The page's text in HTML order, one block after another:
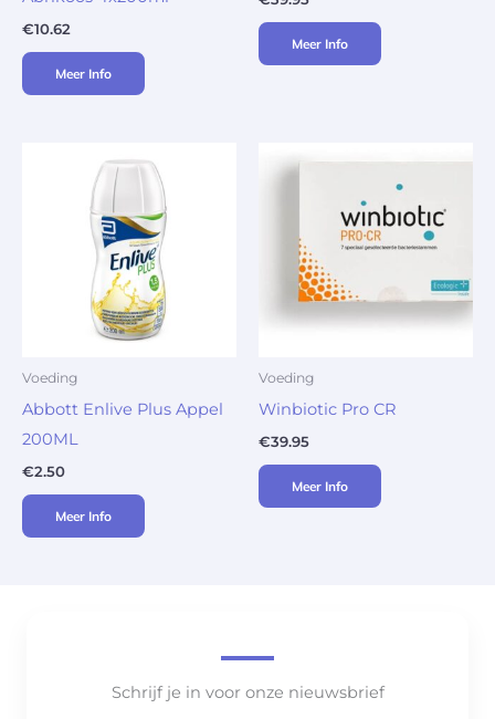
€10.62
Meer Info
Meer Info
Voeding
Abbott Enlive Plus Appel
200ML
€2.50
Meer Info
Voeding
Winbiotic Pro CR
€39.95
Meer Info
Schrijf je in voor onze nieuwsbrief